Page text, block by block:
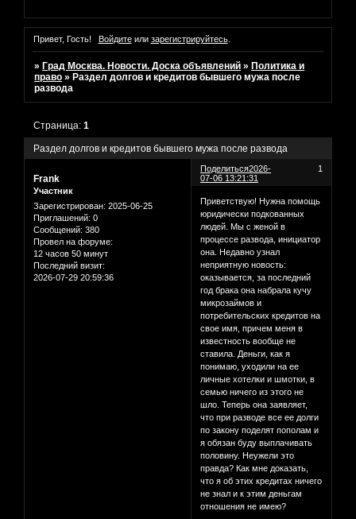
Привет, Гость! Войдитеили зарегистрируйтесь.
» Град Москва. Новости. Доска объявлений » Политика и
право » Раздел долгов и кредитов бывшего мужа после
развода
Раздел долгов и кредитов бывшего мужа после развода
Страница:1
Поделиться 1
2026-
07-06 13:21:31
Frank
Участник
Зарегистрирован: 2025-06-25
Приглашений: 0
Сообщений: 380
Провел на форуме:
12 часов 50 минут
Последний визит:
2026-07-29 20:59:36
Приветствую! Нужна помощь
юридически подкованных
людей. Мы с женой в
процессе развода, инициатор
она. Недавно узнал
неприятную новость:
оказывается, за последний
год брака она набрала кучу
микрозаймов и
потребительских кредитов на
свое имя, причем меня в
известность вообще не
ставила. Деньги, как я
понимаю, уходили на ее
личные хотелки и шмотки, в
семью ничего из этого не
шло. Теперь она заявляет,
что при разводе все ее долги
по закону поделят пополам и
я обязан буду выплачивать
половину. Неужели это
правда? Как мне доказать,
что я об этих кредитах ничего
не знал и к этим деньгам
отношения не имею?